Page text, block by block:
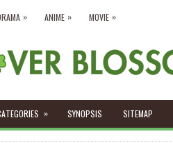
» ANIME » MOVIE »
» SYNOPSIS SITEMAP